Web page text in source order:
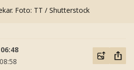
Foto: TT / Shutterstock